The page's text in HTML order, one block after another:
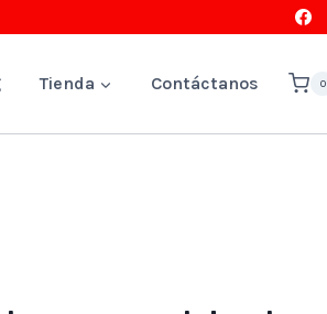
Tienda Contáctanos 0